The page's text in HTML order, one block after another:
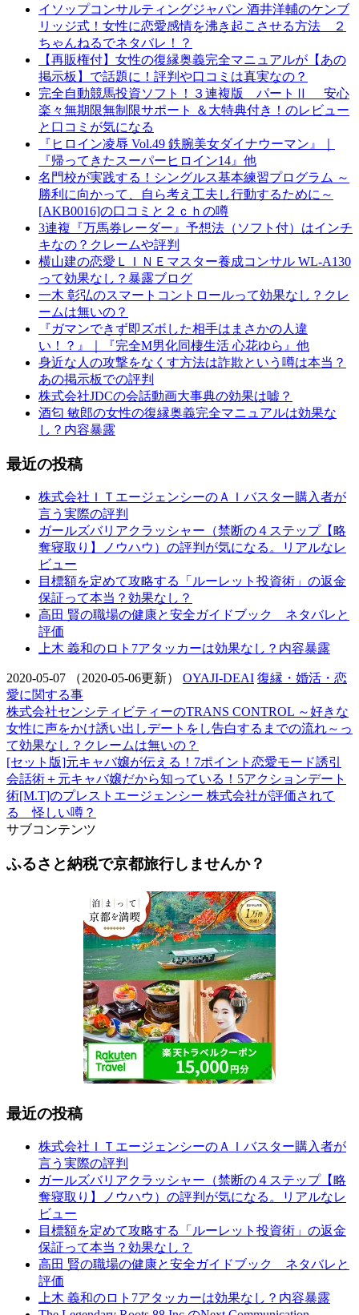
イソップコンサルティングジャパン 酒井洋輔のケンブ
リッジ式！女性に恋愛感情を沸き起こさせる方法 ２
ちゃんねるでネタバレ！？
【再販権付】女性の復縁奥義完全マニュアルが【あの
掲示板】で話題に！評判や口コミは真実なの？
完全自動競馬投資ソフト！３連複版 パートⅡ 安心
楽々無期限無制限サポート ＆大特典付き！のレビュー
と口コミが気になる
『ヒロイン凌辱 Vol.49 鉄腕美女ダイナウーマン』｜
『帰ってきたスーパーヒロイン14』他
名門校が実践する！シングルス基本練習プログラム ～
勝利に向かって、自ら考え工夫し行動するために～
[AKB0016]の口コミと２ｃｈの噂
3連複『万馬券レーダー』予想法（ソフト付）はインチ
キなの？クレームや評判
横山建の恋愛ＬＩＮＥマスター養成コンサル WL-A130
って効果なし？暴露ブログ
一木 彰弘のスマートコントロールって効果なし？クレ
ームは無いの？
『ガマンできず即ズボした相手はまさかの人違
い！？』｜『完全M男化同棲生活 心花ゆら』他
身近な人の攻撃をなくす方法は詐欺という噂は本当？
あの掲示板での評判
株式会社JDCの会話動画大事典の効果は嘘？
酒匂 敏郎の女性の復縁奥義完全マニュアルは効果な
し？内容暴露
最近の投稿
株式会社ＩＴエージェンシーのＡＩバスター購入者が
言う実際の評判
ガールズバリアクラッシャー（禁断の４ステップ【略
奪寝取り】ノウハウ）の評判が気になる。リアルなレ
ビュー
目標額を定めて攻略する「ルーレット投資術」の返金
保証って本当？効果なし？
高田 賢の職場の健康と安全ガイドブック ネタバレと
評価
上木 義和のロト7アタッカーは効果なし？内容暴露
2020-05-07 （2020-05-06更新） OYAJI-DEAI 復縁・婚活・恋
愛に関する事
株式会社センシティビティーのTRANS CONTROL ～好きな
女性に声をかけ誘い出しデートをし告白するまでの流れ～っ
て効果なし？クレームは無いの？
[セット版]元キャバ嬢が伝える！7ポイント恋愛モード誘引
会話術＋元キャバ嬢だから知っている！5アクションデート
術[M.T]のプレストエージェンシー 株式会社が評価されて
る 怪しい噂？
サブコンテンツ
ふるさと納税で京都旅行しませんか？
最近の投稿
株式会社ＩＴエージェンシーのＡＩバスター購入者が
言う実際の評判
ガールズバリアクラッシャー（禁断の４ステップ【略
奪寝取り】ノウハウ）の評判が気になる。リアルなレ
ビュー
目標額を定めて攻略する「ルーレット投資術」の返金
保証って本当？効果なし？
高田 賢の職場の健康と安全ガイドブック ネタバレと
評価
上木 義和のロト7アタッカーは効果なし？内容暴露